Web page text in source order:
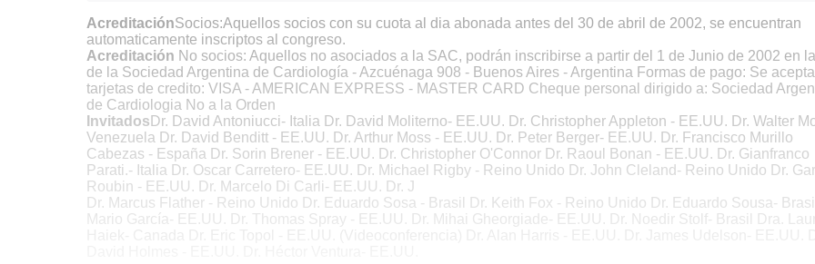
AcreditaciónSocios:Aquellos socios con su cuota al dia abonada antes del 30 de abril de 2002, se encuentran
automaticamente inscriptos al congreso.
Acreditación No socios: Aquellos no asociados a la SAC, podrán inscribirse a partir del 1 de Junio de 2002 en
de la Sociedad Argentina de Cardiología - Azcuénaga 908 - Buenos Aires - Argentina Formas de pago: Se
tarjetas de credito: VISA - AMERICAN EXPRESS - MASTER CARD Cheque personal dirigido a: Sociedad
de Cardiologia No a la Orden
Invitados Dr. David Antoniucci- Italia Dr. David Moliterno- EE.UU. Dr. Christopher Appleton - EE.UU. Dr. Walter
Venezuela Dr. David Benditt - EE.UU. Dr. Arthur Moss - EE.UU. Dr. Peter Berger- EE.UU. Dr. Francisco Murillo
Cabezas - España Dr. Sorin Brener - EE.UU. Dr. Christopher O'Connor Dr. Raoul Bonan - EE.UU. Dr. Gianfranco
Parati.- Italia Dr. Oscar Carretero- EE.UU. Dr. Michael Rigby - Reino Unido Dr. John Cleland- Reino Unido Dr.
Roubin - EE.UU. Dr. Marcelo Di Carli- EE.UU. Dr. J
Dr. Marcus Flather - Reino Unido Dr. Eduardo Sosa - Brasil Dr. Keith Fox - Reino Unido Dr. Eduardo Sousa-
Mario García- EE.UU. Dr. Thomas Spray - EE.UU. Dr. Mihai Gheorgiade- EE.UU. Dr. Noedir Stolf- Brasil Dra.